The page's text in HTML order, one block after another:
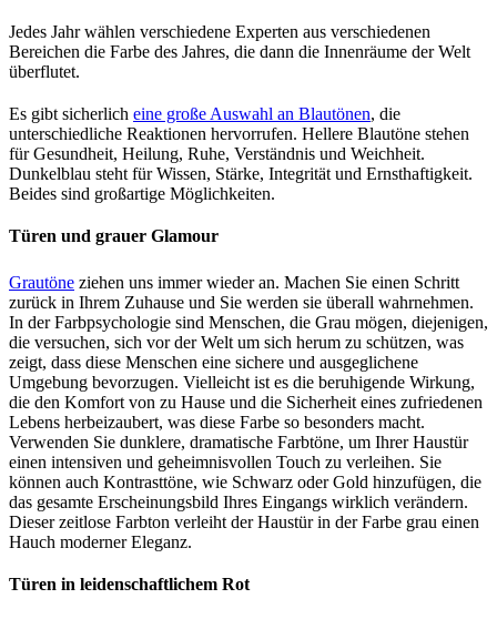
Jedes Jahr wählen verschiedene Experten aus verschiedenen
Bereichen die Farbe des Jahres, die dann die Innenräume der Welt
überflutet.
Es gibt sicherlich eine große Auswahl an Blautönen, die
unterschiedliche Reaktionen hervorrufen. Hellere Blautöne stehen
für Gesundheit, Heilung, Ruhe, Verständnis und Weichheit.
Dunkelblau steht für Wissen, Stärke, Integrität und Ernsthaftigkeit.
Beides sind großartige Möglichkeiten.
Türen und grauer Glamour
Grautöne ziehen uns immer wieder an. Machen Sie einen Schritt
zurück in Ihrem Zuhause und Sie werden sie überall wahrnehmen.
In der Farbpsychologie sind Menschen, die Grau mögen, diejenigen,
die versuchen, sich vor der Welt um sich herum zu schützen, was
zeigt, dass diese Menschen eine sichere und ausgeglichene
Umgebung bevorzugen. Vielleicht ist es die beruhigende Wirkung,
die den Komfort von zu Hause und die Sicherheit eines zufriedenen
Lebens herbeizaubert, was diese Farbe so besonders macht.
Verwenden Sie dunklere, dramatische Farbtöne, um Ihrer Haustür
einen intensiven und geheimnisvollen Touch zu verleihen. Sie
können auch Kontrasttöne, wie Schwarz oder Gold hinzufügen, die
das gesamte Erscheinungsbild Ihres Eingangs wirklich verändern.
Dieser zeitlose Farbton verleiht der Haustür in der Farbe grau einen
Hauch moderner Eleganz.
Türen in leidenschaftlichem Rot